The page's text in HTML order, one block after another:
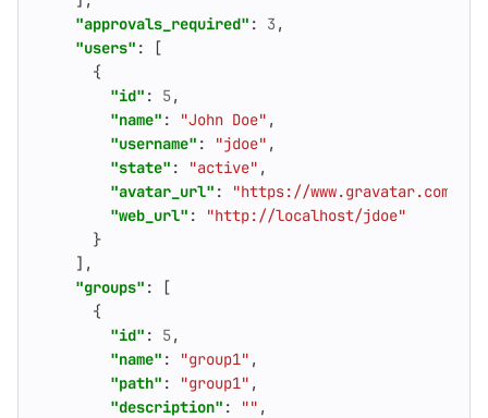
"approvals_required" : 3 ,
"users" :
[
{
"id" : 5,
"name" : "John Doe" ,
"username" : "jdoe" ,
"state" : "active" ,
"avatar_url" :
"https://www.gravatar.com/
"web_url" :
"http://localhost/jdoe"
}
],
"groups" :
[
{
"id" : 5,
"name" : "group1" ,
"path" : "group1" ,
"description" : "" ,